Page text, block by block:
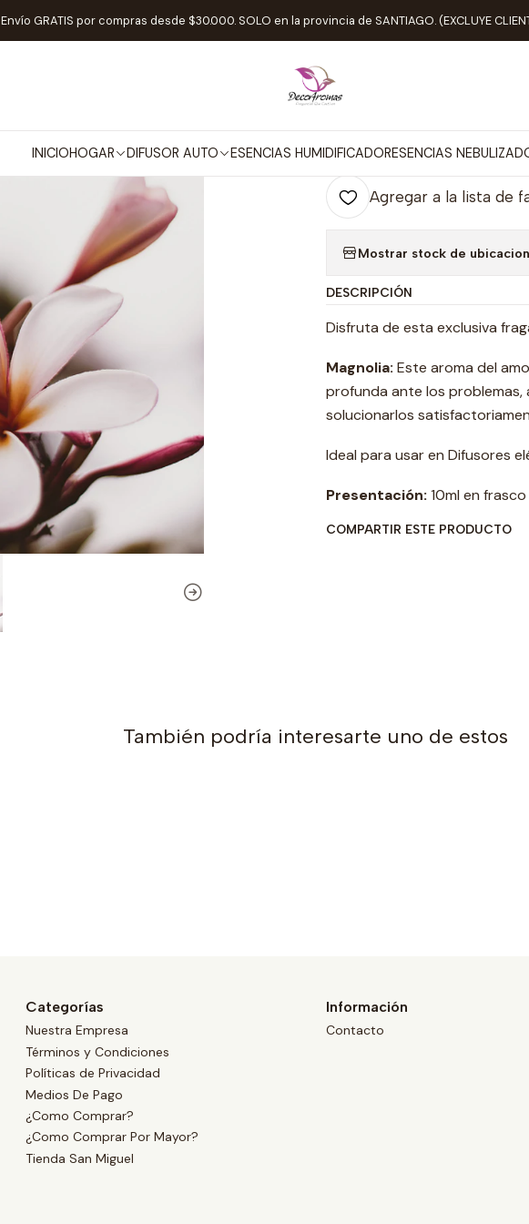
INICIOHOGAR DIFUSOR AUTO ESENCIAS HUMIDIFICADORESENCIAS
Envío GRATIS por compras desde $30.000. SOLO en la provincia de SANTIAGO. (EXCLUYE
Inicio ESENCIAS HUMIDIFICADOR Oil Essence Magnolia
|
Oil Essence
Cantidad
Agregar a la lista de
Mostrar stock de
DESCRIPCIÓN
Disfruta de esta exclusiva
Magnolia: Este aroma del
profunda ante los problemas,
solucionarlos
Ideal para usar en Difusores
Presentación:10ml en
COMPARTIR ESTE PRODUCTO
También podría interesarte uno de estos
Categorías
Nuestra Empresa
Términos y Condiciones
Políticas de Privacidad
Medios De Pago
¿Como Comprar?
¿Como Comprar Por Mayor?
Tienda San Miguel
Información
Contacto